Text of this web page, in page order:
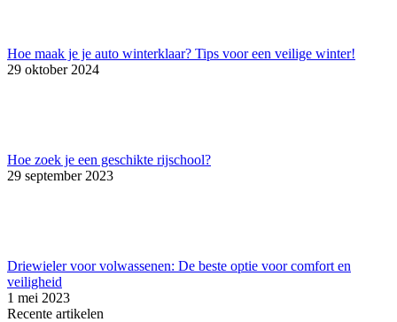
Hoe maak je je auto winterklaar? Tips voor een veilige winter!
29 oktober 2024
Hoe zoek je een geschikte rijschool?
29 september 2023
Driewieler voor volwassenen: De beste optie voor comfort en
veiligheid
1 mei 2023
Recente artikelen